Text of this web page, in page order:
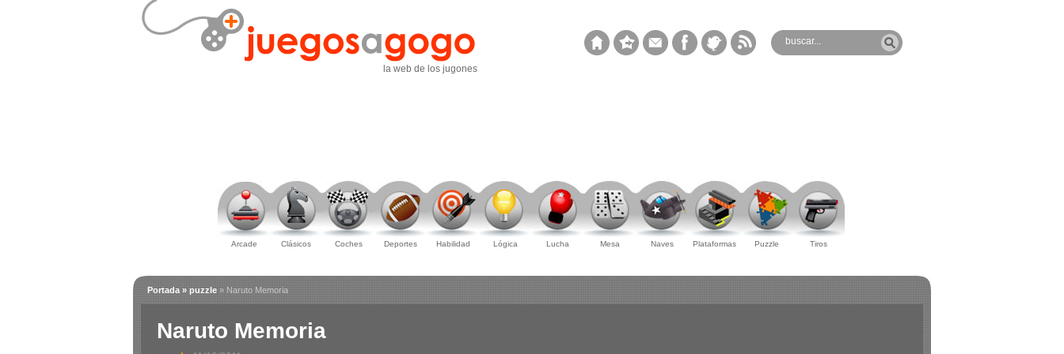
la web de los jugones
Arcade Clásicos Coches Deportes Habilidad Lógica Lucha Mesa Naves Plataformas Puzzle Tiros
Portada » puzzle » Naruto Memoria
Naruto Memoria